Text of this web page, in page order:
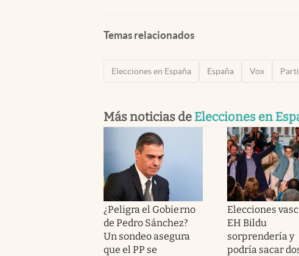
Temas relacionados
Elecciones en España España Vox
Más noticias de Elecciones en
¿Peligra el Gobierno
de Pedro Sánchez?
Un sondeo asegura
que el PP se
Elecciones
EH Bildu
sorprendería y
podría sacar